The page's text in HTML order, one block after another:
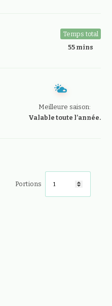
Temps total
55 mins
Meilleure saison:
Valable toute l’année.
Portions